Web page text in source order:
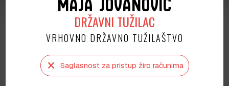
DRŽAVNI TUŽILAC
VRHOVNO DRŽAVNO TUŽILAŠTVO
close Saglasnost za pristup žiro računima